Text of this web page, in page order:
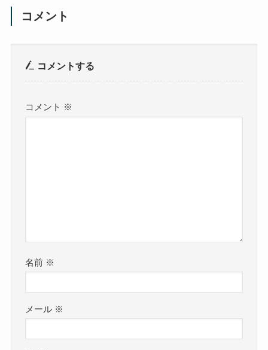
コメント
コメントする
コメント ※
名前 ※
メール ※